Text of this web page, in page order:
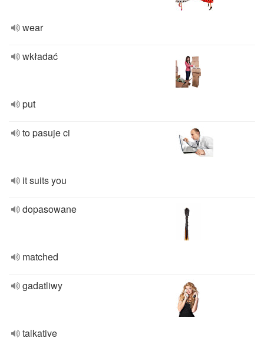
wear
wkładać
put
to pasuje ci
it suits you
dopasowane
matched
gadatliwy
talkative